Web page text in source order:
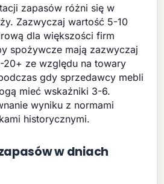
zapasów różni się w
Zazwyczaj wartość 5-10
dla większości firm
spożywcze mają zazwyczaj
20+ ze względu na towary
gdy sprzedawcy mebli
mieć wskaźniki 3-6.
wyniku z normami
historycznymi.
w dniach